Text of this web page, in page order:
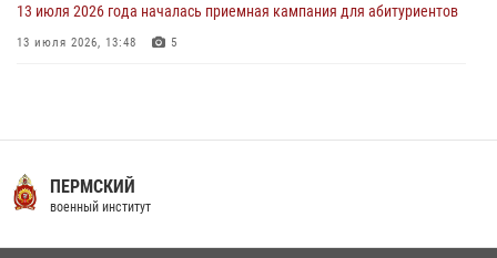
13 июля 2026 года началась приемная кампания для абитуриентов
13 июля 2026, 13:48 5
29 июля 2026, 06:45 2
16 июля 2026 года между военным институтом и ООО «ЭЛРЕМ»
заключено соглашение о научно-техническом сотрудничестве
ПЕРМСКИЙ
военный институт